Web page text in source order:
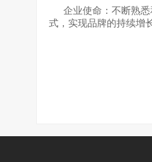
企业使命：不断熟悉
式，实现品牌的持续增